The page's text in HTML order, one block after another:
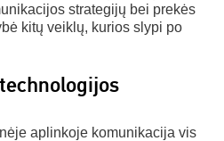
strategijų bei prekės
kitų veiklų, kurios slypi po
aplinkoje komunikacija vis